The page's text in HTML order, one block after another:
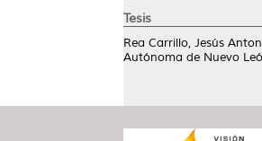
Tesis
Rea Carrillo, Jesús
Autónoma de Nuevo